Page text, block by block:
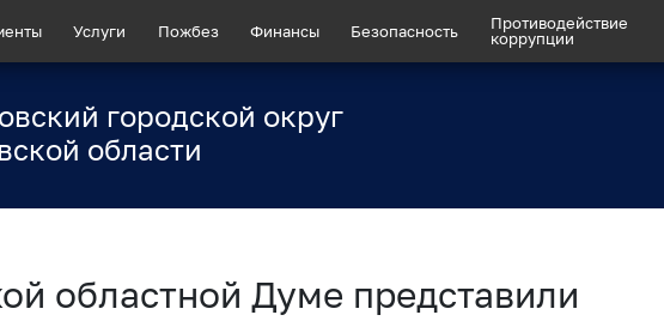
Услуги Пожбез Финансы Безопасность
Противодействие
коррупции
городской округ
области
областной Думе представили